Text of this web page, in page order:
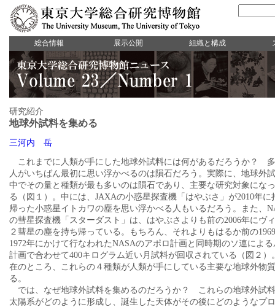
研究紹介
地球外試料を集める
三河内 岳
これまでに人類が手にした地球外試料には何があるだろうか？
人がいちばん最初に思い浮かべるのは隕石だろう。実際に、地球外
中でその量と種類が最も多いのは隕石であり、主要な研究対象にな
る（図１）。中には、JAXAの小惑星探査機「はやぶさ」が2010年に
帰った小惑星イトカワの塵を思い浮かべる人もいるだろう。また、
の彗星探査機「スターダスト」は、はやぶさよりも前の2006年にヴ
２彗星の塵を持ち帰っている。もちろん、それよりもはるか前の
1972年にかけて行なわれたNASAのアポロ計画と同時期のソ連による
計画で合わせて400キログラム近い月試料が回収されている（図２）
在のところ、これらの４種類が人類が手にしている主要な地球外物
る。
では、なぜ地球外試料を集めるのだろうか？ これらの地球外試
太陽系がどのように形成し、誕生した天体がその後にどのようなプ
総合情報 展示公開 組織と構成